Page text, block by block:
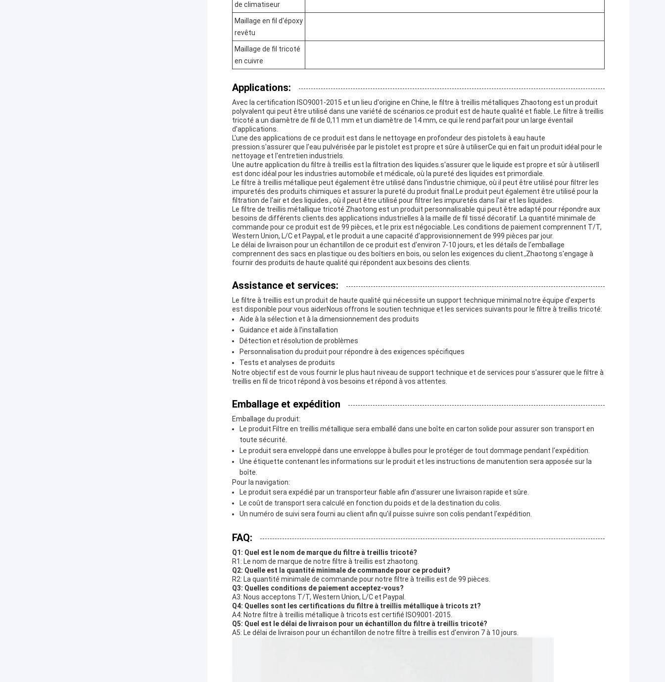
de climatiseur
Maillage en fil d'époxy
revêtu
Maillage de fil tricoté
en cuivre
Applications:
Avec la certification ISO9001-2015 et un lieu d'origine en Chine, le filtre à treillis métalliques Zhaotong est un produit
polyvalent qui peut être utilisé dans une variété de scénarios.ce produit est de haute qualité et fiable. Le filtre à treillis
tricoté a un diamètre de fil de 0,11 mm et un diamètre de 14 mm, ce qui le rend parfait pour un large éventail
d'applications.
L'une des applications de ce produit est dans le nettoyage en profondeur des pistolets à eau haute
pression.s'assurer que l'eau pulvérisée par le pistolet est propre et sûre à utiliserCe qui en fait un produit idéal pour le
nettoyage et l'entretien industriels.
Une autre application du filtre à treillis est la filtration des liquides.s'assurer que le liquide est propre et sûr à utiliserIl
est donc idéal pour les industries automobile et médicale, où la pureté des liquides est primordiale.
Le filtre à treillis métallique peut également être utilisé dans l'industrie chimique, où il peut être utilisé pour filtrer les
impuretés des produits chimiques et assurer la pureté du produit final.Le produit peut également être utilisé pour la
filtration de l'air et des liquides., où il peut être utilisé pour filtrer les impuretés dans l'air et les liquides.
Le filtre de treillis métallique tricoté Zhaotong est un produit personnalisable qui peut être adapté pour répondre aux
besoins de différents clients.des applications industrielles à la maille de fil tissé décoratif. La quantité minimale de
commande pour ce produit est de 99 pièces, et le prix est négociable. Les conditions de paiement comprennent T/T,
Western Union, L/C et Paypal, et le produit a une capacité d'approvisionnement de 999 pièces par jour.
Le délai de livraison pour un échantillon de ce produit est d'environ 7-10 jours, et les détails de l'emballage
comprennent des sacs en plastique ou des boîtiers en bois, ou selon les exigences du client.,Zhaotong s'engage à
fournir des produits de haute qualité qui répondent aux besoins des clients.
Assistance et services:
Le filtre à treillis est un produit de haute qualité qui nécessite un support technique minimal.notre équipe d'experts
est disponible pour vous aiderNous offrons le soutien technique et les services suivants pour le filtre à treillis tricoté:
Aide à la sélection et à la dimensionnement des produits
Guidance et aide à l'installation
Détection et résolution de problèmes
Personnalisation du produit pour répondre à des exigences spécifiques
Tests et analyses de produits
Notre objectif est de vous fournir le plus haut niveau de support technique et de services pour s'assurer que le filtre à
treillis en fil de tricot répond à vos besoins et répond à vos attentes.
Emballage et expédition
Emballage du produit:
Le produit Filtre en treillis métallique sera emballé dans une boîte en carton solide pour assurer son transport en
toute sécurité.
Le produit sera enveloppé dans une enveloppe à bulles pour le protéger de tout dommage pendant l'expédition.
Une étiquette contenant les informations sur le produit et les instructions de manutention sera apposée sur la
boîte.
Pour la navigation:
Le produit sera expédié par un transporteur fiable afin d'assurer une livraison rapide et sûre.
Le coût de transport sera calculé en fonction du poids et de la destination du colis.
Un numéro de suivi sera fourni au client afin qu'il puisse suivre son colis pendant l'expédition.
FAQ:
Q1: Quel est le nom de marque du filtre à treillis tricoté?
R1: Le nom de marque de notre filtre à treillis est zhaotong.
Q2: Quelle est la quantité minimale de commande pour ce produit?
R2: La quantité minimale de commande pour notre filtre à treillis est de 99 pièces.
Q3: Quelles conditions de paiement acceptez-vous?
A3: Nous acceptons T/T, Western Union, L/C et Paypal.
Q4: Quelles sont les certifications du filtre à treillis métallique à tricots zt?
A4: Notre filtre à treillis métallique à tricots est certifié ISO9001-2015.
Q5: Quel est le délai de livraison pour un échantillon du filtre à treillis tricoté?
A5: Le délai de livraison pour un échantillon de notre filtre à treillis est d'environ 7 à 10 jours.